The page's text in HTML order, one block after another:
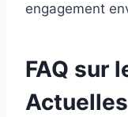
engagement
FAQ sur